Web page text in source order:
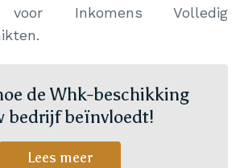
Inkomens Volledig
de Whk-beschikking
bedrijf beïnvloedt!
Lees meer